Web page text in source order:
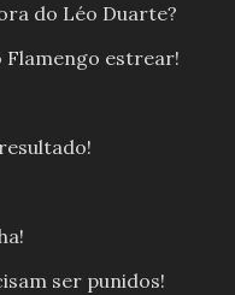
do Léo Duarte?
estrear!
ser punidos!